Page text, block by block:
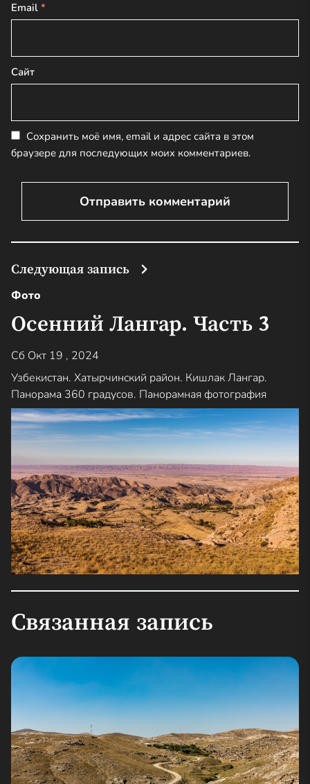
Email *
Сайт
Сохранить моё имя, email и адрес сайта в этом
браузере для последующих моих комментариев.
Следующая запись
Фото
Осенний Лангар. Часть 3
Сб Окт 19 , 2024
Узбекистан. Хатырчинский район. Кишлак Лангар.
Панорама 360 градусов. Панорамная фотография
Связанная запись